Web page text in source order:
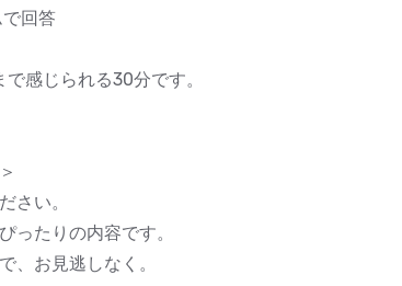
で回答
感じられる30分です。
さい。
ったりの内容です。
、お見逃しなく。